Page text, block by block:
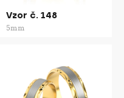
Vzor č. 148
5mm